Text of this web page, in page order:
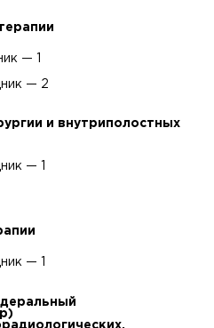
— 1
— 2
и внутриполостных
— 1
— 1